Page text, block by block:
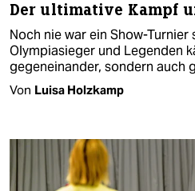
Der ultimative Kampf
Noch nie war ein Show-
Olympiasieger und Legenden
gegeneinander, sondern auch
Von Luisa Holzkamp